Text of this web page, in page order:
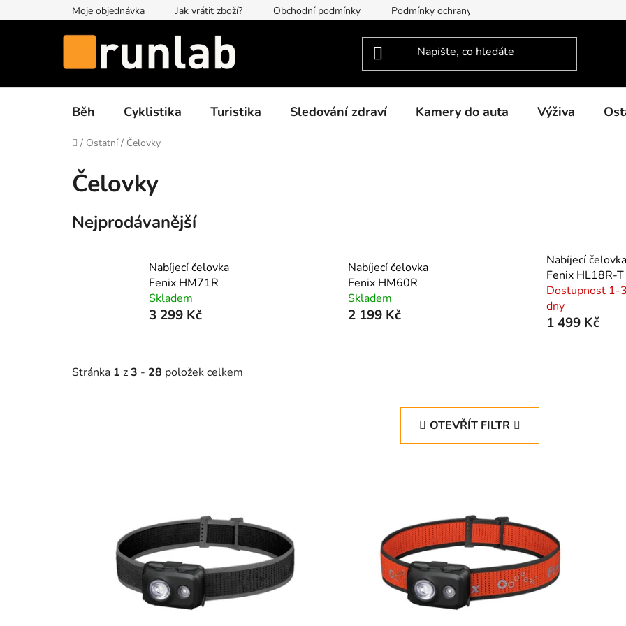
na
Moje objednávka Jak vrátit zboží? Obchodní podmínky Podmínky ochrany osobních údajů
Běh Cyklistika Turistika Sledování zdraví Kamery do auta Výživa
Domů
/ Ostatní / Čelovky
Čelovky
Nejprodávanější
Nabíjecí čelovka
Fenix HM71R
Skladem
3 299 Kč
Nabíjecí čelovka
Fenix HM60R
Skladem
2 199 Kč
Nabíjecí čelovka
Fenix HL18R-T
Dostupnost 1-3
dny
1 499 Kč
Stránka 1 z3 - 28 položek celkem
OTEVŘÍT FILTR